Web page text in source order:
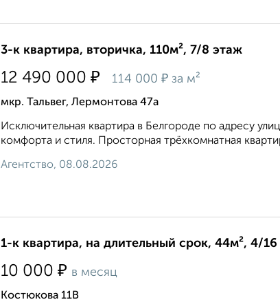
3-к квартира, вторичка, 110м², 7/8 этаж
12 490 000 ₽ 114 000 ₽ за м²
мкр. Тальвег, Лермонтова 47а
Исключительная квартира в Белгороде по адресу
комфорта и стиля. Просторная трёхкомнатная
Агентство, 08.08.2026
1-к квартира, на длительный срок, 44м², 4/
10 000 ₽ в месяц
Костюкова 11В